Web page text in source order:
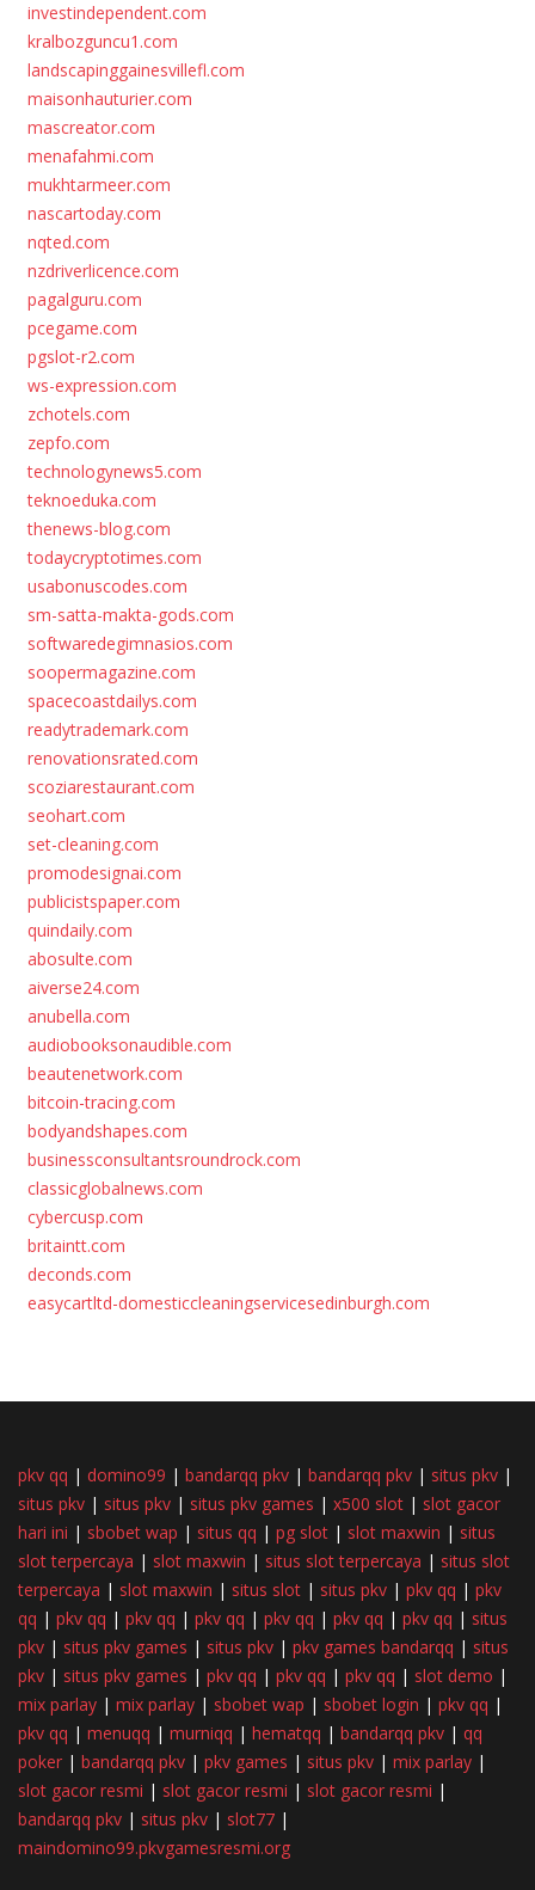
investindependent.com
kralbozguncu1.com
landscapinggainesvillefl.com
maisonhauturier.com
mascreator.com
menafahmi.com
mukhtarmeer.com
nascartoday.com
nqted.com
nzdriverlicence.com
pagalguru.com
pcegame.com
pgslot-r2.com
ws-expression.com
zchotels.com
zepfo.com
technologynews5.com
teknoeduka.com
thenews-blog.com
todaycryptotimes.com
usabonuscodes.com
sm-satta-makta-gods.com
softwaredegimnasios.com
soopermagazine.com
spacecoastdailys.com
readytrademark.com
renovationsrated.com
scoziarestaurant.com
seohart.com
set-cleaning.com
promodesignai.com
publicistspaper.com
quindaily.com
abosulte.com
aiverse24.com
anubella.com
audiobooksonaudible.com
beautenetwork.com
bitcoin-tracing.com
bodyandshapes.com
businessconsultantsroundrock.com
classicglobalnews.com
cybercusp.com
britaintt.com
deconds.com
easycartltd-domesticcleaningservicesedinburgh.com
pkv qq | domino99 | bandarqq pkv | bandarqq pkv | situs pkv |
situs pkv | situs pkv | situs pkv games | x500 slot | slot gacor
hari ini | sbobet wap | situs qq | pg slot | slot maxwin | situs
slot terpercaya | slot maxwin | situs slot terpercaya | situs slot
terpercaya | slot maxwin | situs slot | situs pkv | pkv qq | pkv
qq | pkv qq | pkv qq | pkv qq | pkv qq | pkv qq | pkv qq | situs
pkv | situs pkv games | situs pkv | pkv games bandarqq | situs
pkv | situs pkv games | pkv qq | pkv qq | pkv qq | slot demo |
mix parlay | mix parlay | sbobet wap | sbobet login | pkv qq |
pkv qq | menuqq | murniqq | hematqq | bandarqq pkv | qq
poker | bandarqq pkv | pkv games | situs pkv | mix parlay |
slot gacor resmi | slot gacor resmi | slot gacor resmi |
bandarqq pkv | situs pkv | slot77 |
maindomino99.pkvgamesresmi.org